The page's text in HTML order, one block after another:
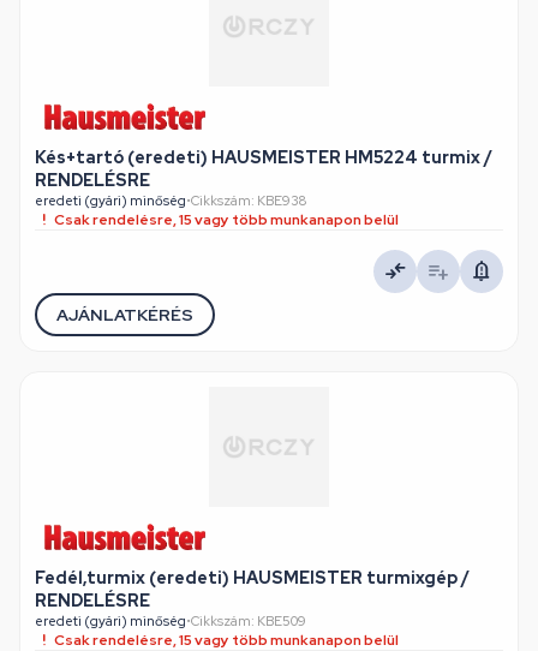
Kés+tartó (eredeti) HAUSMEISTER HM5224 turmix /
RENDELÉSRE
eredeti (gyári) minőség•Cikkszám: KBE938
Csak rendelésre, 15 vagy több munkanapon belül
AJÁNLATKÉRÉS
Fedél,turmix (eredeti) HAUSMEISTER turmixgép /
RENDELÉSRE
eredeti (gyári) minőség•Cikkszám: KBE509
Csak rendelésre, 15 vagy több munkanapon belül